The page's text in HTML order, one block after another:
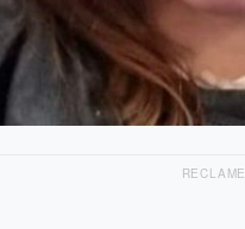
RECLAME